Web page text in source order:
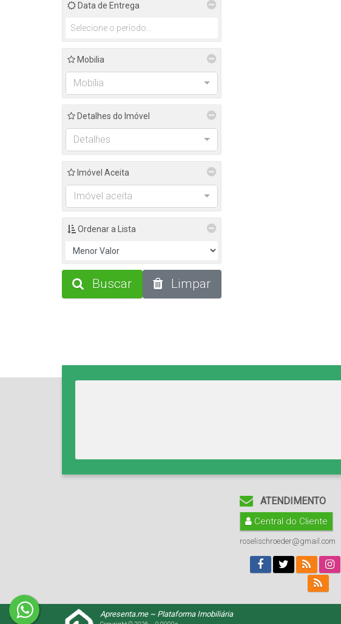
Data de Entrega
Mobilia
Mobília
Detalhes do Imóvel
Detalhes
Imóvel Aceita
Imóvel aceita
Ordenar a Lista
Buscar Limpar
ATENDIMENTO
Central do Cliente
roselischroeder@gmail.com
Apresenta.me ~ Plataforma Imobiliária